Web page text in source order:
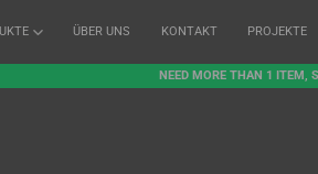
ÜBER UNS KONTAKT PROJEKTE
NEED MORE THAN 1 ITEM,